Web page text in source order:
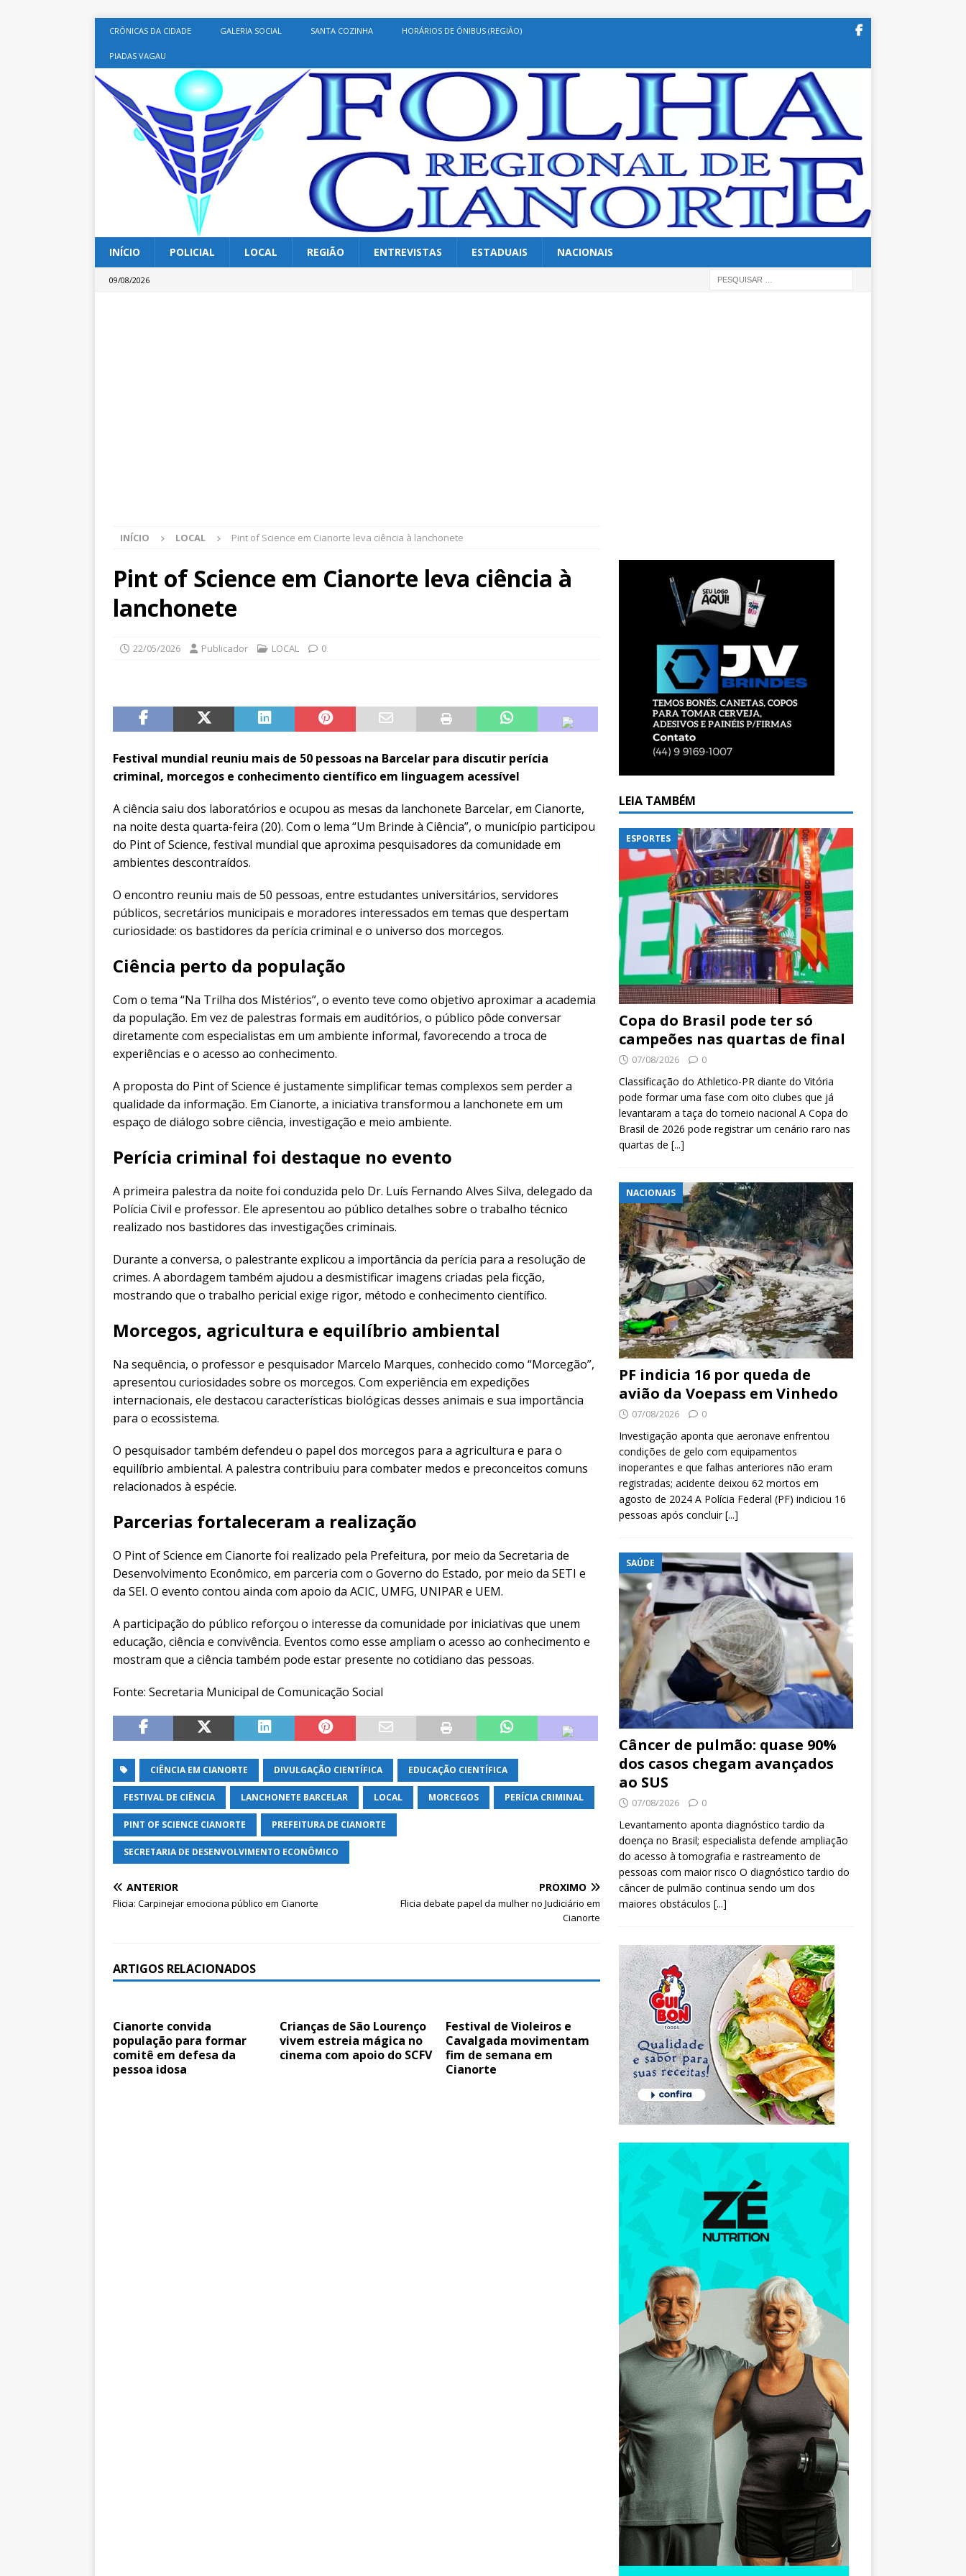
CRÔNICAS DA CIDADE GALERIA SOCIAL SANTA COZINHA HORÁRIOS DE ÔNIBUS (REGIÃO)
PIADAS VAGAU
INÍCIO POLICIAL LOCAL REGIÃO ENTREVISTAS ESTADUAIS NACIONAIS
09/08/2026
INÍCIO LOCAL Pint of Science em Cianorte leva ciência à lanchonete
Pint of Science em Cianorte leva ciência à
lanchonete
22/05/2026 Publicador LOCAL 0
Festival mundial reuniu mais de 50 pessoas na Barcelar para discutir perícia
criminal, morcegos e conhecimento científico em linguagem acessível
A ciência saiu dos laboratórios e ocupou as mesas da lanchonete Barcelar, em Cianorte,
na noite desta quarta-feira (20). Com o lema “Um Brinde à Ciência”, o município participou
do Pint of Science, festival mundial que aproxima pesquisadores da comunidade em
ambientes descontraídos.
O encontro reuniu mais de 50 pessoas, entre estudantes universitários, servidores
públicos, secretários municipais e moradores interessados em temas que despertam
curiosidade: os bastidores da perícia criminal e o universo dos morcegos.
Ciência perto da população
Com o tema “Na Trilha dos Mistérios”, o evento teve como objetivo aproximar a academia
da população. Em vez de palestras formais em auditórios, o público pôde conversar
diretamente com especialistas em um ambiente informal, favorecendo a troca de
experiências e o acesso ao conhecimento.
A proposta do Pint of Science é justamente simplificar temas complexos sem perder a
qualidade da informação. Em Cianorte, a iniciativa transformou a lanchonete em um
espaço de diálogo sobre ciência, investigação e meio ambiente.
Perícia criminal foi destaque no evento
A primeira palestra da noite foi conduzida pelo Dr. Luís Fernando Alves Silva, delegado da
Polícia Civil e professor. Ele apresentou ao público detalhes sobre o trabalho técnico
realizado nos bastidores das investigações criminais.
Durante a conversa, o palestrante explicou a importância da perícia para a resolução de
crimes. A abordagem também ajudou a desmistificar imagens criadas pela ficção,
mostrando que o trabalho pericial exige rigor, método e conhecimento científico.
Morcegos, agricultura e equilíbrio ambiental
Na sequência, o professor e pesquisador Marcelo Marques, conhecido como “Morcegão”,
apresentou curiosidades sobre os morcegos. Com experiência em expedições
internacionais, ele destacou características biológicas desses animais e sua importância
para o ecossistema.
O pesquisador também defendeu o papel dos morcegos para a agricultura e para o
equilíbrio ambiental. A palestra contribuiu para combater medos e preconceitos comuns
relacionados à espécie.
Parcerias fortaleceram a realização
O Pint of Science em Cianorte foi realizado pela Prefeitura, por meio da Secretaria de
Desenvolvimento Econômico, em parceria com o Governo do Estado, por meio da SETI e
da SEI. O evento contou ainda com apoio da ACIC, UMFG, UNIPAR e UEM.
A participação do público reforçou o interesse da comunidade por iniciativas que unem
educação, ciência e convivência. Eventos como esse ampliam o acesso ao conhecimento e
mostram que a ciência também pode estar presente no cotidiano das pessoas.
Fonte: Secretaria Municipal de Comunicação Social
CIÊNCIA EM CIANORTE DIVULGAÇÃO CIENTÍFICA EDUCAÇÃO CIENTÍFICA
FESTIVAL DE CIÊNCIA LANCHONETE BARCELAR LOCAL MORCEGOS PERÍCIA CRIMINAL
PINT OF SCIENCE CIANORTE PREFEITURA DE CIANORTE
SECRETARIA DE DESENVOLVIMENTO ECONÔMICO
ANTERIOR
Flicia: Carpinejar emociona público em Cianorte
PRÓXIMO
Flicia debate papel da mulher no Judiciário em
Cianorte
ARTIGOS RELACIONADOS
Cianorte convida
população para formar
comitê em defesa da
pessoa idosa
Crianças de São Lourenço
vivem estreia mágica no
cinema com apoio do SCFV
Festival de Violeiros e
Cavalgada movimentam
fim de semana em
Cianorte
LEIA TAMBÉM
ESPORTES
Copa do Brasil pode ter só
campeões nas quartas de final
07/08/2026 0
Classificação do Athletico-PR diante do Vitória
pode formar uma fase com oito clubes que já
levantaram a taça do torneio nacional A Copa do
Brasil de 2026 pode registrar um cenário raro nas
quartas de [...]
NACIONAIS
PF indicia 16 por queda de
avião da Voepass em Vinhedo
07/08/2026 0
Investigação aponta que aeronave enfrentou
condições de gelo com equipamentos
inoperantes e que falhas anteriores não eram
registradas; acidente deixou 62 mortos em
agosto de 2024 A Polícia Federal (PF) indiciou 16
pessoas após concluir[...]
SAÚDE
Câncer de pulmão: quase 90%
dos casos chegam avançados
ao SUS
07/08/2026 0
Levantamento aponta diagnóstico tardio da
doença no Brasil; especialista defende ampliação
do acesso à tomografia e rastreamento de
pessoas com maior risco O diagnóstico tardio do
câncer de pulmão continua sendo um dos
maiores obstáculos [...]